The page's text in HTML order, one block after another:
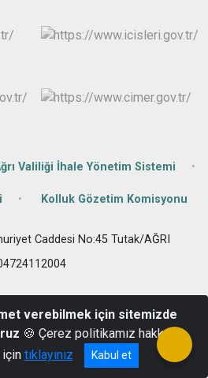
Valiliği İhale Yönetim Sistemi
Kolluk Gözetim Komisyonu
Caddesi No:45 Tutak/AĞRI
verebilmek için sitemizde
🍪 Çerez politikamız hakkında
tıklayınız Kabul et